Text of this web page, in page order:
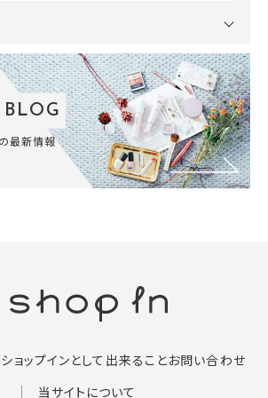
BLOG
最新情報
ショップインとして出来ることお問い合わせ
当サイトについて